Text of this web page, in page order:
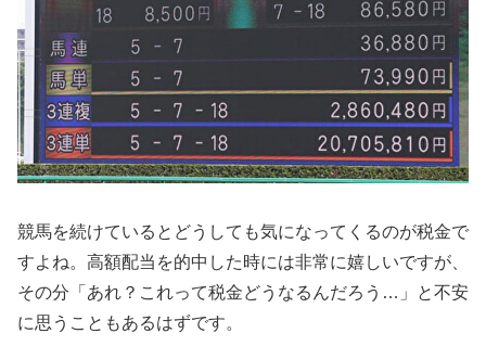
競馬を続けているとどうしても気になってくるのが税金で
すよね。高額配当を的中した時には非常に嬉しいですが、
その分「あれ？これって税金どうなるんだろう…」と不安
に思うこともあるはずです。